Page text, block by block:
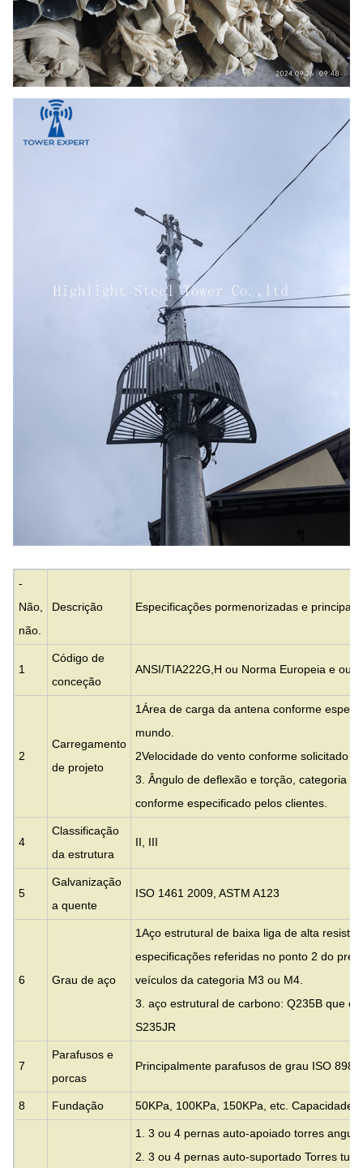
-
Não,
não.
Descrição Especificações pormenorizadas e
1
Código de
conceção
ANSI/TIA222G,H ou Norma Europeia e
2
Carregamento
de projeto
1Área de carga da antena conforme
mundo.
2Velocidade do vento conforme solicitado
3. Ângulo de deflexão e torção, categoria
conforme especificado pelos clientes.
4
Classificação
da estrutura
II, III
5
Galvanização
a quente
ISO 1461 2009, ASTM A123
6 Grau de aço
1Aço estrutural de baixa liga de alta
especificações referidas no ponto 2 do
veículos da categoria M3 ou M4.
3. aço estrutural de carbono: Q235B que é
S235JR
7
Parafusos e
porcas
Principalmente parafusos de grau ISO 898
8 Fundação 50KPa, 100KPa, 150KPa, etc. Capacidade
1. 3 ou 4 pernas auto-apoiado torres
2. 3 ou 4 pernas auto-suportado Torres